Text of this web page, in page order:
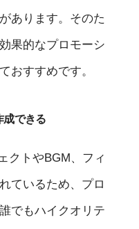
あります。そのた
果的なプロモーシ
おすすめです。
成できる
クトやBGM、フィ
ているため、プロ
でもハイクオリテ